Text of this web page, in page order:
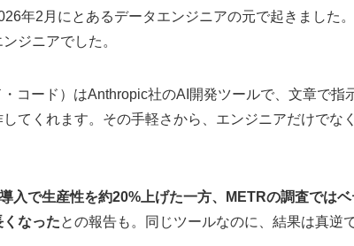
年2月にとあるデータエンジニアの元で起きました
ジニアでした。
コード）はAnthropic社のAI開発ツールで、文章で指
てくれます。その手軽さから、エンジニアだけでな
入で生産性を約20%上げた一方、METRの調査ではベ
なったとの報告も。同じツールなのに、結果は真逆で